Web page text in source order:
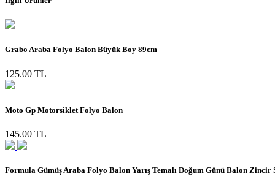
Grabo Araba Folyo Balon Büyük Boy 89cm
125.00 TL
Moto Gp Motorsiklet Folyo Balon
145.00 TL
Formula Gümüş Araba Folyo Balon Yarış Temalı Doğum Günü Balon Zincir